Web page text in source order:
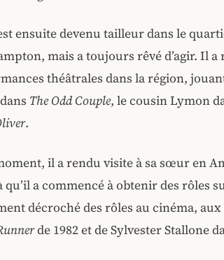
ensuite devenu tailleur dans le
mais a toujours rêvé d’agir. Il
théâtrales dans la région,
The Odd Couple, le cousin Lymon
.
il a rendu visite à sa sœur en
qu’il a commencé à obtenir des rôles
décroché des rôles au cinéma,
de 1982 et de Sylvester Stallone